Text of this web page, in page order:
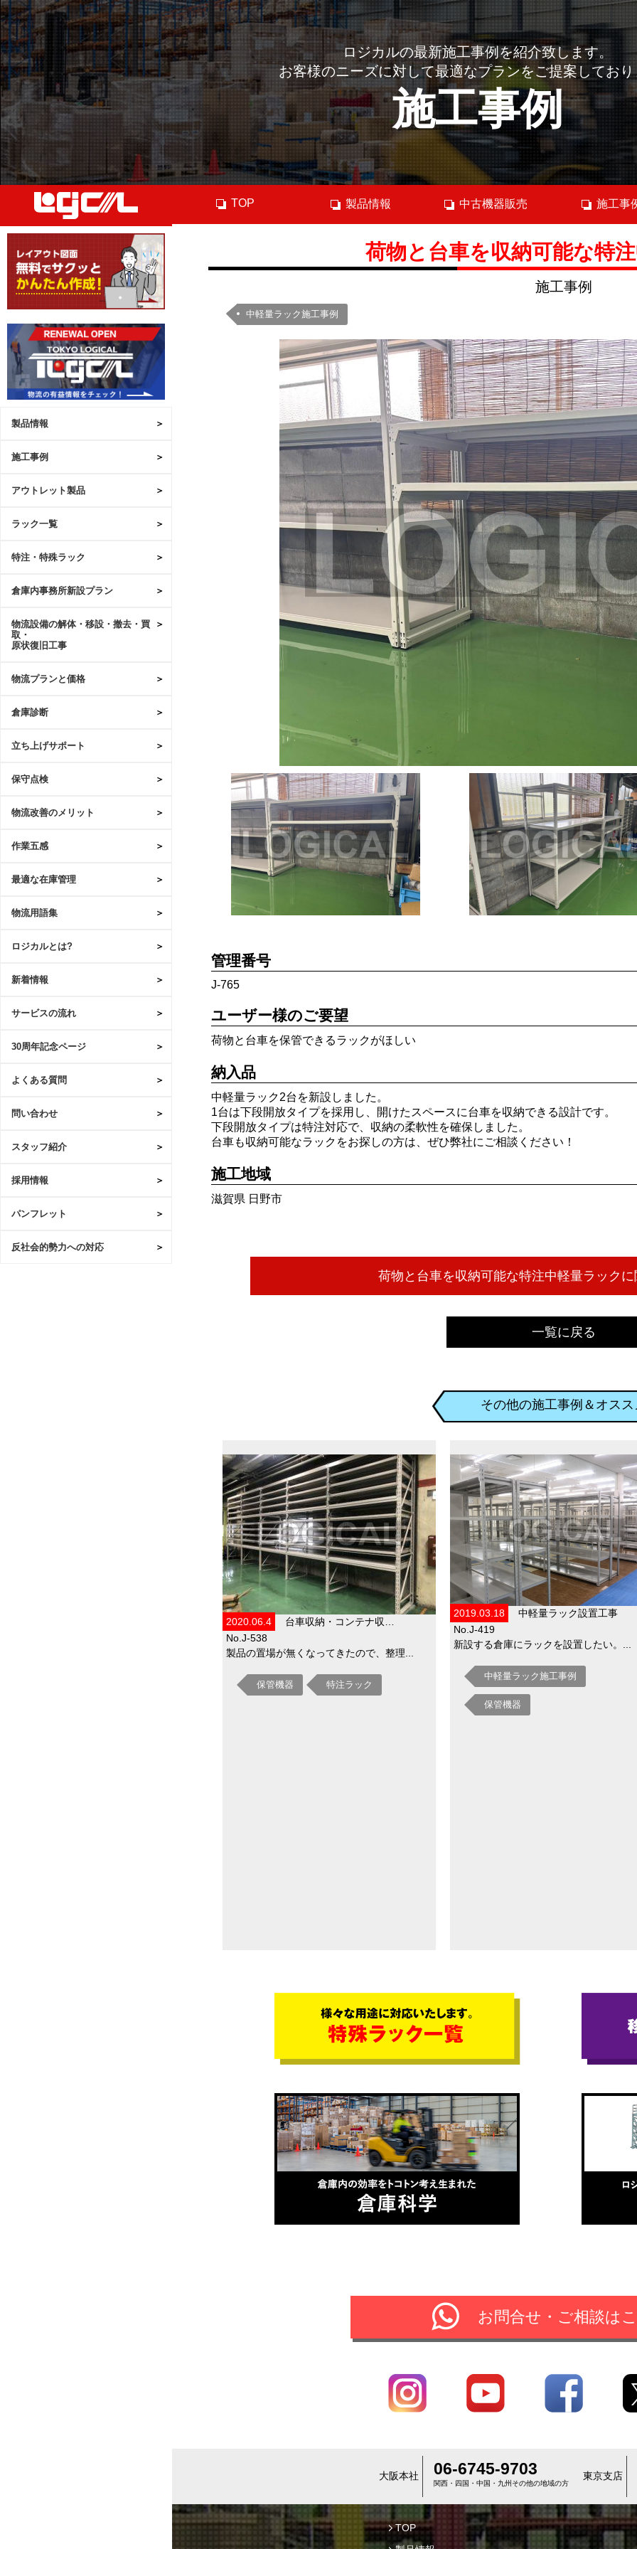
ロジカルの最新施工事例を紹介致します。
お客様のニーズに対して最適なプランをご提案してお
施工事例
製品情報
施工事例
アウトレット製品
ラック一覧
特注・特殊ラック
倉庫内事務所新設プラン
物流設備の解体・移設・撤去・買
取・
原状復旧工事
物流プランと価格
倉庫診断
立ち上げサポート
保守点検
物流改善のメリット
作業五感
最適な在庫管理
物流用語集
ロジカルとは?
新着情報
サービスの流れ
30周年記念ページ
よくある質問
問い合わせ
スタッフ紹介
採用情報
パンフレット
反社会的勢力への対応
TOP 製品情報 中古機器販売 施工事
荷物と台車を収納可能な特
施工事例
中軽量ラック施工事例
管理番号
J-765
ユーザー様のご要望
荷物と台車を保管できるラックがほしい
納入品
中軽量ラック2台を新設しました。
1台は下段開放タイプを採用し、開けたスペースに台車を収納できる設計です。
下段開放タイプは特注対応で、収納の柔軟性を確保しました。
台車も収納可能なラックをお探しの方は、ぜひ弊社にご相談ください！
施工地域
滋賀県 日野市
一覧に戻る
その他の施工事例＆オスス
2020.06.4
台車収納・コンテナ収…
No.J-538
製品の置場が無くなってきたので、整理...
保管機器 特注ラック
2019.03.18
中軽量ラック設置工事
No.J-419
新設する倉庫にラックを設置したい。...
中軽量ラック施工事例
保管機器
お問合せ・ご相談は
大阪本社 06-6745-9703
関西・四国・中国・九州その他の地域の方
東京支店
TOP